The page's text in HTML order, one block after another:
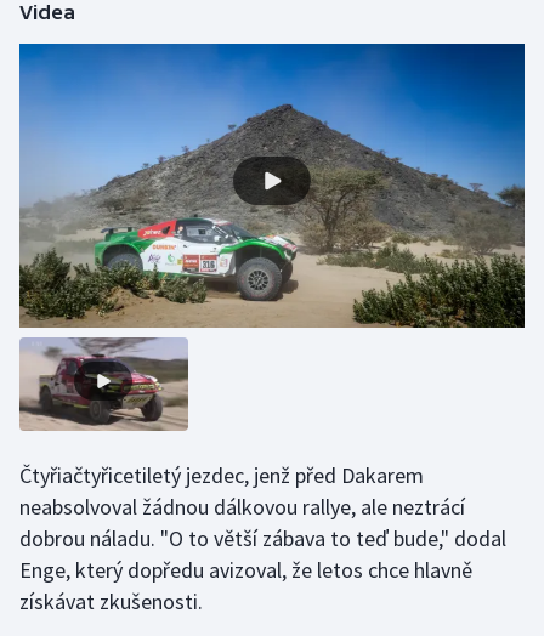
Lyže a snowboard
Olympijské hry
Parasport
Plavání
Plážový volejbal
Ragby
Rychlobruslení
Rychlostní kanoistika
Short track
Videa
Čtyřiačtyřicetiletý jezdec, jenž před Dakarem
neabsolvoval žádnou dálkovou rallye, ale neztrácí
dobrou náladu. "O to větší zábava to teď bude," dodal
Enge, který dopředu avizoval, že letos chce hlavně
získávat zkušenosti.